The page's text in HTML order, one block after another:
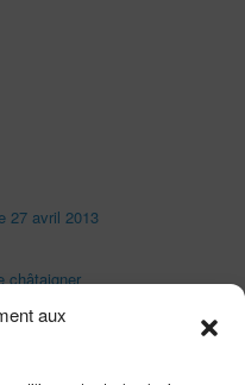
aux
27 avril 2013
châtaigner